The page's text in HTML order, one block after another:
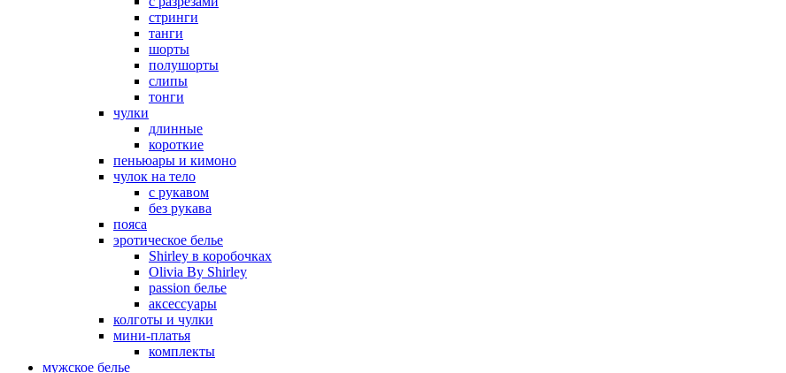
стринги
танги
шорты
полушорты
слипы
тонги
чулки
длинные
короткие
пеньюары и кимоно
чулок на тело
с рукавом
без рукава
пояса
эротическое белье
Shirley в коробочках
Olivia By Shirley
passion белье
аксессуары
колготы и чулки
мини-платья
комплекты
мужское белье